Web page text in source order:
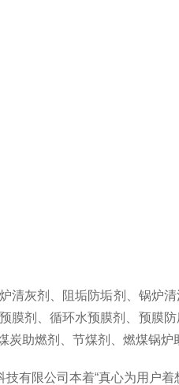
灰剂、阻垢防垢剂、锅炉
膜剂、循环水预膜剂、预膜
助燃剂、节煤剂、燃煤锅
有限公司本着“真心为用户